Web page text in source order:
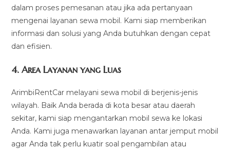
dalam proses pemesanan atau jika ada pertanyaan
mengenai layanan sewa mobil. Kami siap memberikan
informasi dan solusi yang Anda butuhkan dengan cepat
dan efisien.
4.Area Layanan yang Luas
ArimbiRentCar melayani sewa mobil di berjenis-jenis
wilayah. Baik Anda berada di kota besar atau daerah
sekitar, kami siap mengantarkan mobil sewa ke lokasi
Anda. Kami juga menawarkan layanan antar jemput mobil
agar Anda tak perlu kuatir soal pengambilan atau